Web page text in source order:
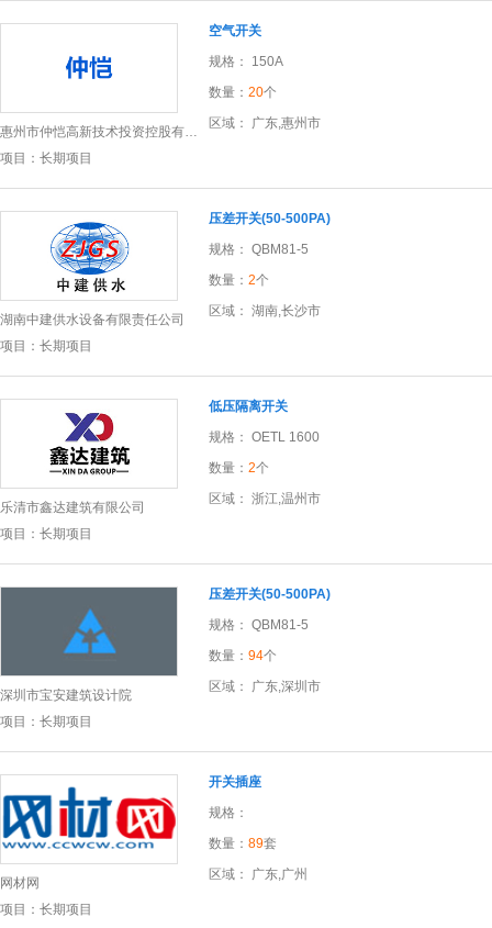
惠州市仲恺高新技术投资控股有限公司
项目：长期项目
空气开关
规格： 150A
数量： 20个
区域： 广东,惠州市
湖南中建供水设备有限责任公司
项目：长期项目
压差开关(50-500PA)
规格： QBM81-5
数量： 2个
区域： 湖南,长沙市
乐清市鑫达建筑有限公司
项目：长期项目
低压隔离开关
规格： OETL 1600
数量： 2个
区域： 浙江,温州市
深圳市宝安建筑设计院
项目：长期项目
压差开关(50-500PA)
规格： QBM81-5
数量： 94个
区域： 广东,深圳市
网材网
项目：长期项目
开关插座
规格：
数量： 89套
区域： 广东,广州